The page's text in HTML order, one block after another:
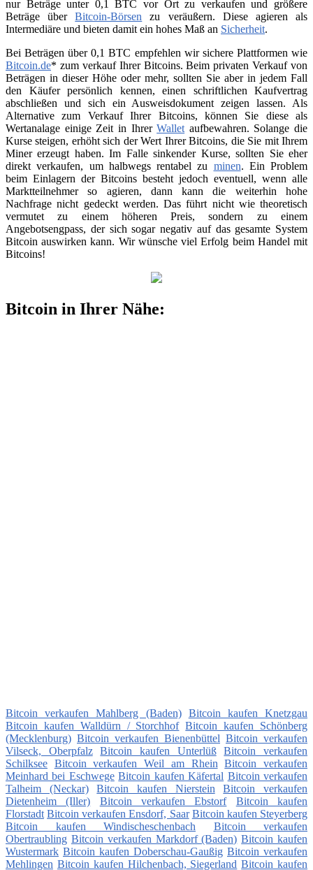
nur Beträge unter 0,1 BTC vor Ort zu verkaufen und größere
Beträge überBitcoin-Börsen zu veräußern. Diese agieren als
Intermediäre und bieten damit ein hohes Maß an Sicherheit.
Bei Beträgen über 0,1 BTC empfehlen wir sichere Plattformen wie
Bitcoin.de* zum verkauf Ihrer Bitcoins. Beim privaten Verkauf von
Beträgen in dieser Höhe oder mehr, sollten Sie aber in jedem Fall
den Käufer persönlich kennen, einen schriftlichen Kaufvertrag
abschließen und sich ein Ausweisdokument zeigen lassen. Als
Alternative zum Verkauf Ihrer Bitcoins, können Sie diese als
Wertanalage einige Zeit in IhrerWallet aufbewahren. Solange die
Kurse steigen, erhöht sich der Wert Ihrer Bitcoins, die Sie mit Ihrem
Miner erzeugt haben. Im Falle sinkender Kurse, sollten Sie eher
direkt verkaufen, um halbwegs rentabel zu minen. Ein Problem
beim Einlagern der Bitcoins besteht jedoch eventuell, wenn alle
Marktteilnehmer so agieren, dann kann die weiterhin hohe
Nachfrage nicht gedeckt werden. Das führt nicht wie theoretisch
vermutet zu einem höheren Preis, sondern zu einem
Angebotsengpass, der sich sogar negativ auf das gesamte System
Bitcoin auswirken kann. Wir wünsche viel Erfolg beim Handel mit
Bitcoins!
Bitcoin in Ihrer Nähe:
Bitcoin verkaufen Mahlberg (Baden)
Bitcoin kaufen Knetzgau
Bitcoin kaufen Walldürn / Storchhof Bitcoin kaufen Schönberg
(Mecklenburg) Bitcoin verkaufen Bienenbüttel Bitcoin verkaufen
Vilseck, Oberpfalz
Bitcoin kaufen Unterlüß
Bitcoin verkaufen
Schilksee Bitcoin verkaufen Weil am Rhein
Bitcoin verkaufen
Meinhard bei Eschwege Bitcoin kaufen Käfertal Bitcoin verkaufen
Talheim (Neckar)
Bitcoin kaufen Nierstein
Bitcoin verkaufen
Dietenheim (Iller)
Bitcoin verkaufen Ebstorf
Bitcoin kaufen
Florstadt Bitcoin verkaufen Ensdorf, Saar Bitcoin kaufen Steyerberg
Bitcoin kaufen Windischeschenbach
Bitcoin verkaufen
Obertraubling Bitcoin verkaufen Markdorf (Baden) Bitcoin kaufen
Wustermark Bitcoin kaufen Doberschau-Gaußig Bitcoin verkaufen
Mehlingen Bitcoin kaufen Hilchenbach, Siegerland Bitcoin kaufen